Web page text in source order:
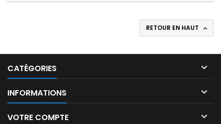
RETOUR EN HAUT 
CATÉGORIES 
INFORMATIONS 
VOTRE COMPTE 